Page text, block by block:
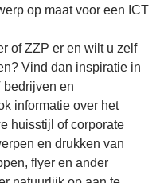
op maat voor een ICT
of ZZP er en wilt u zelf
Vind dan inspiratie in
bedrijven en
informatie over het
huisstijl of corporate
en drukken van
flyer en ander